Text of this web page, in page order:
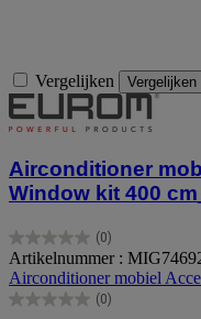
Vergelijken Vergelijken
Airconditioner
Window kit 400
(0)
0.0
van
de
5
Artikelnummer :
Airconditioner mobiel
(0)
0.0